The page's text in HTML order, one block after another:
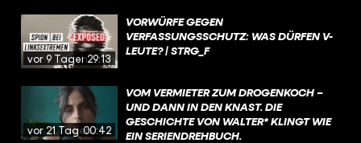
vor 9 Tagen29:13
VORWÜRFE GEGEN
VERFASSUNGSSCHUTZ: WAS DÜRFEN V-
LEUTE? | STRG_F
vor 21 Tagen00:42
VOM VERMIETER ZUM DROGENKOCH –
UND DANN IN DEN KNAST. DIE
GESCHICHTE VON WALTER* KLINGT WIE
EIN SERIENDREHBUCH.